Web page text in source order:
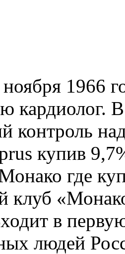
1966
кардиолог.
контроль
купив
где
клуб
в
людей